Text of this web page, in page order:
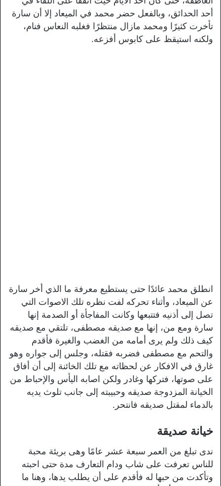
أحد الحدائق، وبالفعل حضر محمد في الميعاد إلا أن سارة
تأخرت كثيرًا ومحمد مازال منتظرًا فغلبه النعاس فنام،
ولكنه استيقظ على كابوس أفزعه.
انطلق محمد عائدًا حتى يستطيع معرفة ما الذي أخر سارة
عن الميعاد، وأثناء تحركه لفت نظره تلك الاصوات التي
تصل إلى أذنيه فتتبعها وكانت المفاجأة أو الصدمة إنها
سارة ومع من، إنها مع صديقه مصطفى، تلتقي مع صديقه
كيف ذلك ولم يرى أمامه من الغضب والغيرة فأقدم
والتحم مع مصطفى فضربه فقتله، وجلس إلى جواره وهو
غارق في الافكار عن لحظاته مع تلك الخائنة إلى أن أفاق
على صوتها، فتركها وغادر ولكن اصابه اليأس والإحباط من
الخيانة المزدوجة صديقه وحبيبته إلى جانب تلوث يديه
بالدماء لمقتل صديقه فانتحر.
خيانة صديقة
ندى تبلغ من العمر سبعة عشر عامًا وهى بريئة محبة
للناس تعرفت على شاب ودام التعارف مدة حتى احبته
وتأكدت من حبها له فأقدم على أن يطلب يدها، وهنا ما